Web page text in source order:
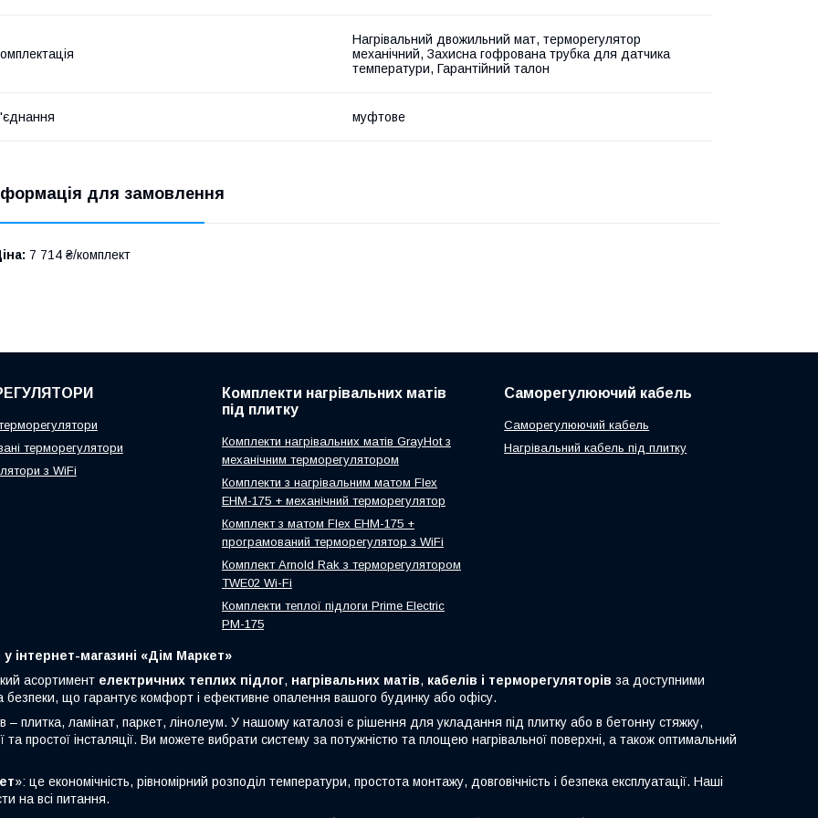
Нагрівальний двожильний мат, терморегулятор
механічний, Захисна гофрована трубка для датчика
температури, Гарантійний талон
муфтове
для замовлення
7 714 ₴/комплект
терморегулятори
з WiFi
Комплекти нагрівальних матів
під плитку
Комплекти нагрівальних матів GrayHot з
механічним терморегулятором
Комплекти з нагрівальним матом Flex
EHM-175 + механічний терморегулятор
Комплект з матом Flex EHM-175 +
програмований терморегулятор з WiFi
Комплект Arnold Rak з терморегулятором
TWE02 Wi-Fi
Комплекти теплої підлоги Prime Electric
PM-175
Саморегулюючий кабель
Саморегулюючий кабель
Нагрівальний кабель під плитку
інтернет-магазині «Дім Маркет»
асортимент електричних теплих підлог, нагрівальних матів, кабелів і терморегуляторів за доступними
безпеки, що гарантує комфорт і ефективне опалення вашого будинку або офісу.
– плитка, ламінат, паркет, лінолеум. У нашому каталозі є рішення для укладання під плитку або в бетонну стяжку,
простої інсталяції. Ви можете вибрати систему за потужністю та площею нагрівальної поверхні, а також оптимальний
»: це економічність, рівномірний розподіл температури, простота монтажу, довговічність і безпека експлуатації. Наші
на всі питання.